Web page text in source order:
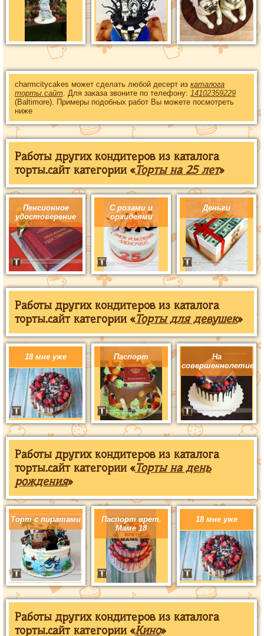
charmcitycakes может сделать любой десерт из каталога
торты.сайт . Для заказа звоните по телефону: 14102359229
(Baltimore). Примеры подобных работ Вы можете посмотреть
ниже
Работы других кондитеров из каталога
торты.сайт категории «Торты на 25 лет»
Пенсионное
удостоверение
С розами и
орхидеями
Деньги
Работы других кондитеров из каталога
торты.сайт категории «Торты для девушек»
18 мне уже Паспорт
На
совершеннолетие
Работы других кондитеров из каталога
торты.сайт категории «Торты на день
рождения»
Торт с пиратами
Паспорт врет.
Маме 18
18 мне уже
Работы других кондитеров из каталога
торты.сайт категории «Кино»